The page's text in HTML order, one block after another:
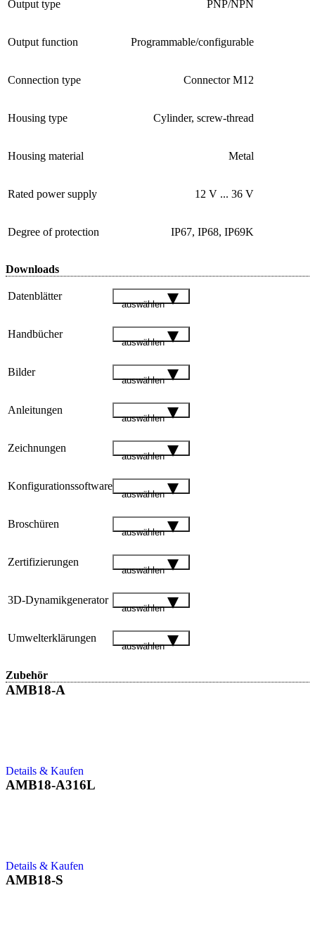
Output type PNP/NPN
Output function Programmable/configurable
Connection type Connector M12
Housing type Cylinder, screw-thread
Housing material Metal
Rated power supply 12 V ... 36 V
Degree of protection IP67, IP68, IP69K
Downloads
Datenblätter
auswählen
Handbücher
auswählen
Bilder
auswählen
Anleitungen
auswählen
Zeichnungen
auswählen
Konfigurationssoftware
auswählen
Broschüren
auswählen
Zertifizierungen
auswählen
3D-Dynamikgenerator
auswählen
Umwelterklärungen
auswählen
Zubehör
AMB18-A
Details & Kaufen
AMB18-A316L
Details & Kaufen
AMB18-S